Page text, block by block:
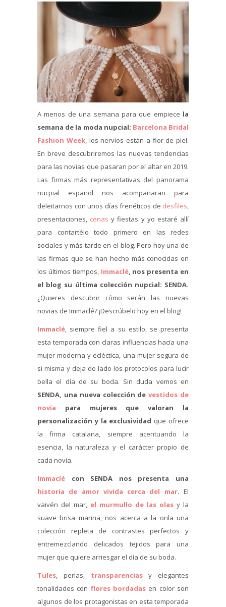
A menos de una semana para que empiece la
semana de la moda nupcial: Barcelona Bridal
Fashion Week, los nervios están a flor de piel.
En breve descubriremos las nuevas tendencias
para las novias que pasaran por el altar en 2019.
Las firmas más representativas del panorama
nucpial español nos acompañaran para
deleitarnos con unos días frenéticos de desfiles,
presentaciones, cenas y fiestas y yo estaré allí
para contartélo todo primero en las redes
sociales y más tarde en el blog. Pero hoy una de
las firmas que se han hecho más conocidas en
los últimos tiempos, Immaclé, nos presenta en
el blog su última colección nupcial: SENDA.
¿Quieres descubrir cómo serán las nuevas
novias de Immaclé? ¡Descrúbelo hoy en el blog!
Immaclé, siempre fiel a su estilo, se presenta
esta temporada con claras influencias hacia una
mujer moderna y ecléctica, una mujer segura de
si misma y deja de lado los protocolos para lucir
bella el día de su boda. Sin duda vemos en
SENDA, una nueva colección devestidos de
novia para mujeres que valoran la
personalización y la exclusividad que ofrece
la firma catalana, siempre acentuando la
esencia, la naturaleza y el carácter propio de
cada novia.
Immaclé con SENDA nos presenta una
historia de amor vivida cerca del mar. El
vaivén del mar, el murmullo de las olas y la
suave brisa marina, nos acerca a la orila una
colección repleta de contrastes perfectos y
entremezclando delicados tejidos para una
mujer que quiere arriesgar el día de su boda.
Tules, perlas, transparenciasy elegantes
tonalidades con flores bordadas en color son
algunos de los protagonistas en esta temporada